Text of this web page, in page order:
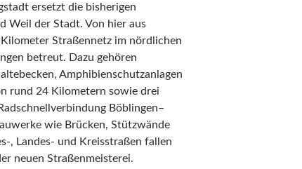
ersetzt die bisherigen
Weil der Stadt. Von hier aus
Straßennetz im nördlichen
betreut. Dazu gehören
Amphibienschutzanlagen
rund 24 Kilometern sowie drei
Böblingen–
wie Brücken, Stützwände
, Landes- und Kreisstraßen fallen
neuen Straßenmeisterei.